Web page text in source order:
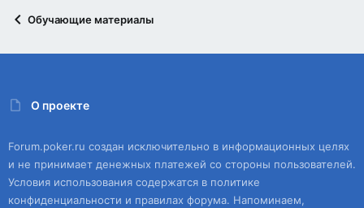
Обучающие материалы
О проекте
Forum.poker.ru создан исключительно в информационных целях
и не принимает денежных платежей со стороны пользователей.
Условия использования содержатся в политике
конфиденциальности и правилах форума. Напоминаем,